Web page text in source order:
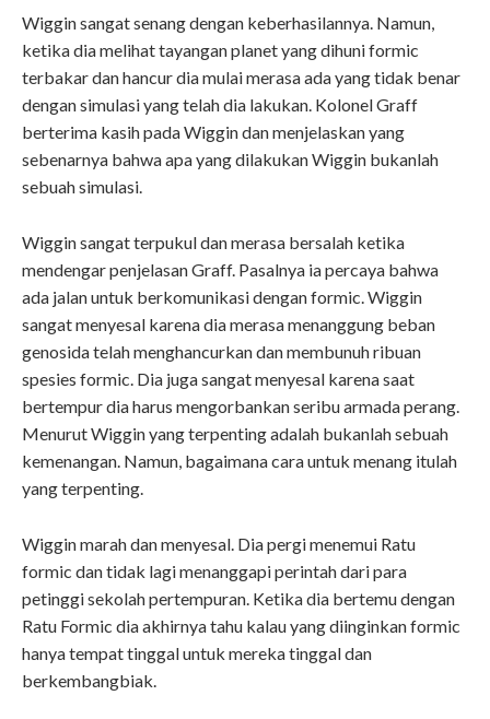
Wiggin sangat senang dengan keberhasilannya. Namun,
ketika dia melihat tayangan planet yang dihuni formic
terbakar dan hancur dia mulai merasa ada yang tidak benar
dengan simulasi yang telah dia lakukan. Kolonel Graff
berterima kasih pada Wiggin dan menjelaskan yang
sebenarnya bahwa apa yang dilakukan Wiggin bukanlah
sebuah simulasi.
Wiggin sangat terpukul dan merasa bersalah ketika
mendengar penjelasan Graff. Pasalnya ia percaya bahwa
ada jalan untuk berkomunikasi dengan formic. Wiggin
sangat menyesal karena dia merasa menanggung beban
genosida telah menghancurkan dan membunuh ribuan
spesies formic. Dia juga sangat menyesal karena saat
bertempur dia harus mengorbankan seribu armada perang.
Menurut Wiggin yang terpenting adalah bukanlah sebuah
kemenangan. Namun, bagaimana cara untuk menang itulah
yang terpenting.
Wiggin marah dan menyesal. Dia pergi menemui Ratu
formic dan tidak lagi menanggapi perintah dari para
petinggi sekolah pertempuran. Ketika dia bertemu dengan
Ratu Formic dia akhirnya tahu kalau yang diinginkan formic
hanya tempat tinggal untuk mereka tinggal dan
berkembangbiak.